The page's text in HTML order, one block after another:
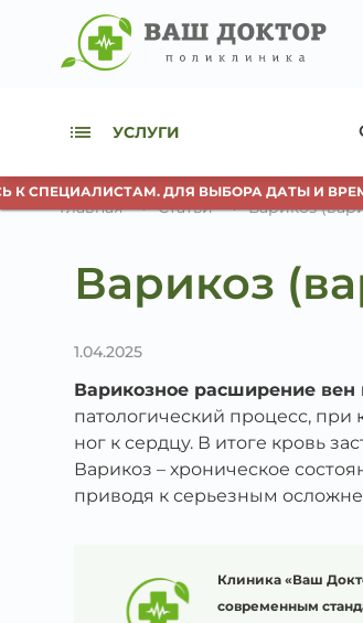
УСЛУГИ
ДЛЯ ВЫБОРА ДАТЫ И ВРЕМЕНИ
Главная Статьи Варикоз
Варикоз
1.04.2025
Варикозное расширение вен
патологический процесс, при
ног к сердцу. В итоге кровь
Варикоз – хроническое
приводя к серьезным
Клиника «Ваш
современным